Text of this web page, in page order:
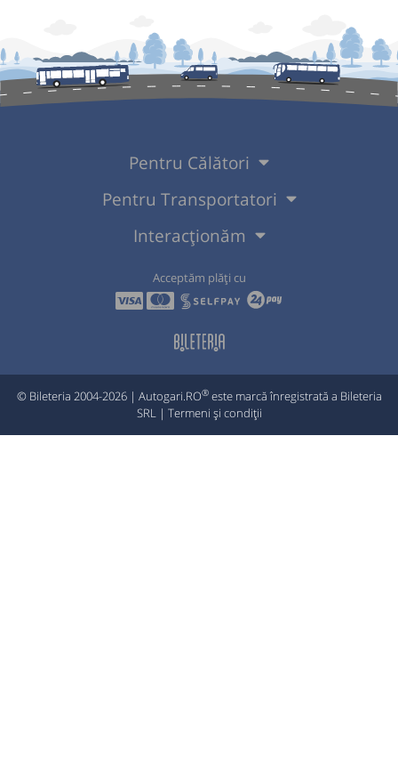
Pentru Călători
Pentru Transportatori
Interacționăm
Acceptăm plăți cu
© Bileteria 2004-2026 | Autogari.RO®este marcă înregistrată a Bileteria
SRL | Termeni și condiții